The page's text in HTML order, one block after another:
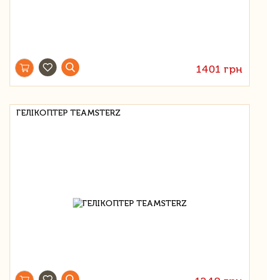
1401 грн
ГЕЛІКОПТЕР TEAMSTERZ